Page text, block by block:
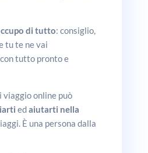
di tutto: consiglio,
tu te ne vai
tutto pronto e
viaggio online può
edaiutarti nella
È una persona dalla